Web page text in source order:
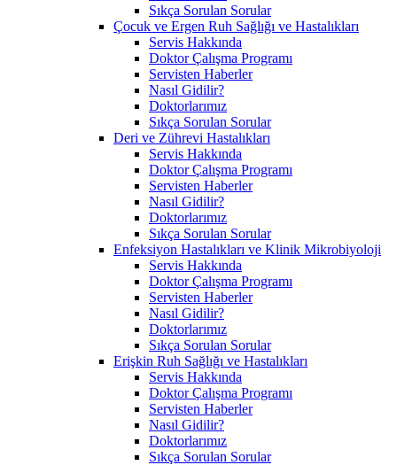
Sıkça Sorulan Sorular
Çocuk ve Ergen Ruh Sağlığı ve Hastalıkları
Servis Hakkında
Doktor Çalışma Programı
Servisten Haberler
Nasıl Gidilir?
Doktorlarımız
Sıkça Sorulan Sorular
Deri ve Zührevi Hastalıkları
Servis Hakkında
Doktor Çalışma Programı
Servisten Haberler
Nasıl Gidilir?
Doktorlarımız
Sıkça Sorulan Sorular
Enfeksiyon Hastalıkları ve Klinik Mikrobiyoloji
Servis Hakkında
Doktor Çalışma Programı
Servisten Haberler
Nasıl Gidilir?
Doktorlarımız
Sıkça Sorulan Sorular
Erişkin Ruh Sağlığı ve Hastalıkları
Servis Hakkında
Doktor Çalışma Programı
Servisten Haberler
Nasıl Gidilir?
Doktorlarımız
Sıkça Sorulan Sorular